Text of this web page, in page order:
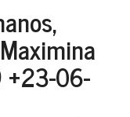
+23-06-